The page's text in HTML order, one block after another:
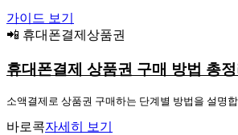
가이드 보기
📲 휴대폰결제상품권
휴대폰결제 상품권 구매 방법 총정
소액결제로 상품권 구매하는 단계별 방법을 설명
바로콕자세히 보기